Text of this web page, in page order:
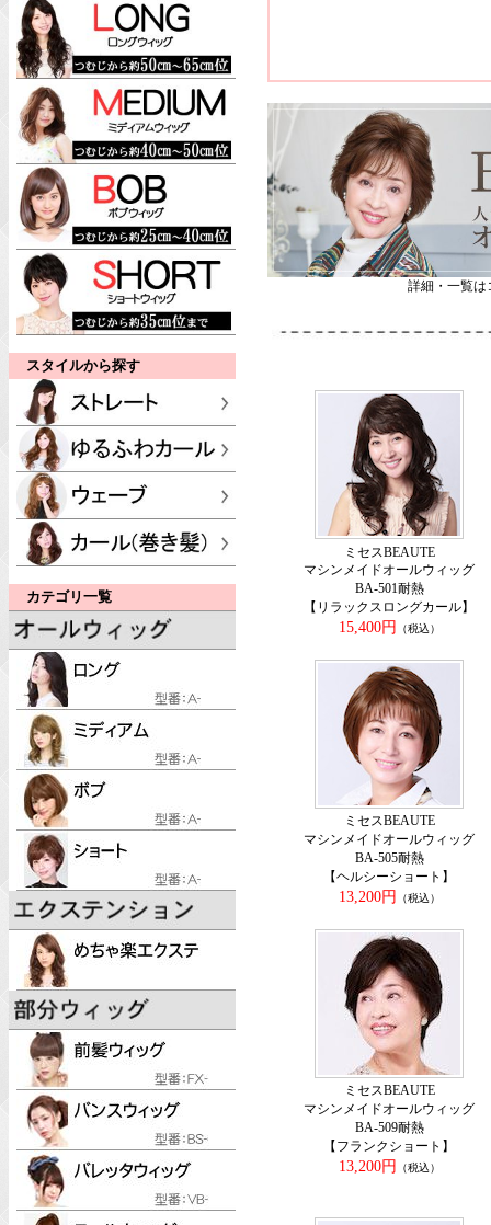
スタイルから探す
カテゴリ一覧
詳細・一覧は
ミセスBEAUTE
マシンメイドオールウィッグ
BA-501耐熱
【リラックスロングカール】
15,400円
（税込）
ミセスBEAUTE
マシンメイドオールウィッグ
BA-505耐熱
【ヘルシーショート】
13,200円
（税込）
ミセスBEAUTE
マシンメイドオールウィッグ
BA-509耐熱
【フランクショート】
13,200円
（税込）